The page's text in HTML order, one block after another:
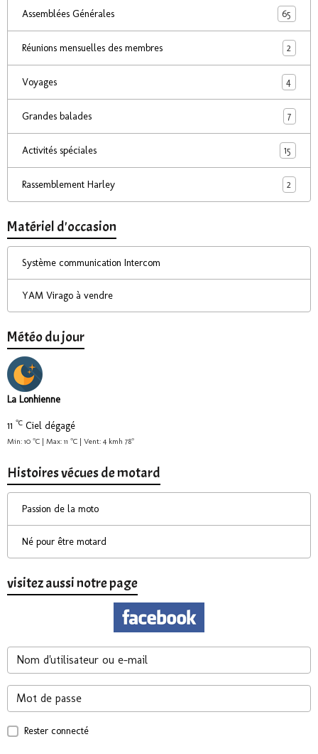
Assemblées Générales 65
Réunions mensuelles des membres 2
Voyages 4
Grandes balades 7
Activités spéciales 15
Rassemblement Harley 2
Matériel d'occasion
Système communication Intercom
YAM Virago à vendre
Météo du jour
La Lonhienne
11 °C Ciel dégagé
Min: 10 °C | Max: 11 °C | Vent: 4 kmh 78°
Histoires vécues de motard
Passion de la moto
Né pour être motard
visitez aussi notre page
Rester connecté